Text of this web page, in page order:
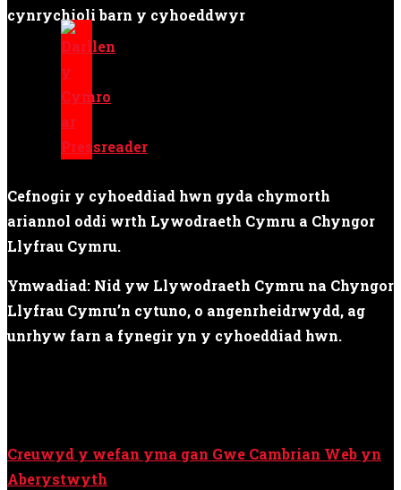
cynrychioli barn y cyhoeddwyr
Cefnogir y cyhoeddiad hwn gyda chymorth
ariannol oddi wrth Lywodraeth Cymru a Chyngor
Llyfrau Cymru.
Ymwadiad: Nid yw Llywodraeth Cymru na Chyngor
Llyfrau Cymru’n cytuno, o angenrheidrwydd, ag
unrhyw farn a fynegir yn y cyhoeddiad hwn.
Creuwyd y wefan yma gan Gwe Cambrian Web yn
Aberystwyth